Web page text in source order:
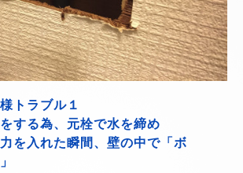
トラブル１
する為、元栓で水を締め
を入れた瞬間、壁の中で「ボ